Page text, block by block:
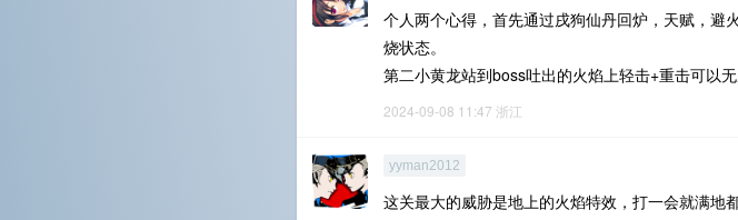
个人两个心得，首先通过戌狗仙丹回炉，天赋，避
烧状态。
第二小黄龙站到boss吐出的火焰上轻击+重击可以
2024-09-08 11:47 浙江
yyman2012
这关最大的威胁是地上的火焰特效，打一会就满地